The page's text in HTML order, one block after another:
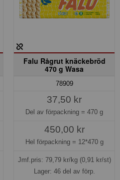
Falu Rågrut knäckebröd
470 g Wasa
78909
37,50 kr
Del av förpackning = 470 g
450,00 kr
Hel förpackning = 12*470 g
Jmf.pris: 79,79kr/kg (0,91 kr/st)
Lager: 46 del av förp.